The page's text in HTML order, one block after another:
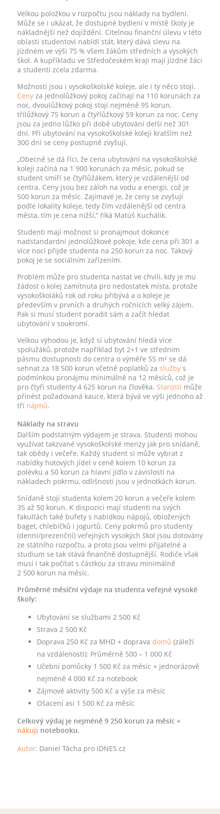
Velkou položkou v rozpočtu jsou náklady na bydlení.
Může se i ukázat, že dostupné bydlení v místě školy je
nákladnější než dojíždění. Citelnou finanční úlevu v této
oblasti studentovi nabídl stát, který dává slevu na
jízdném ve výši 75 % všem žákům středních a vysokých
škol. A kupříkladu ve Středočeském kraji mají jízdné žáci
a studenti zcela zdarma.
Možností jsou i vysokoškolské koleje, ale i ty něco stojí.
Ceny za jednolůžkový pokoj začínají na 110 korunách za
noc, dvoulůžkový pokoj stojí nejméně 95 korun,
třílůžkový 75 korun a čtyřlůžkový 59 korun za noc. Ceny
jsou za jedno lůžko při době ubytování delší než 301
dní. Při ubytování na vysokoškolské koleji kratším než
300 dní se ceny postupně zvyšují.
„Obecně se dá říci, že cena ubytování na vysokoškolské
koleji začíná na 1 900 korunách za měsíc, pokud se
student smíří se čtyřlůžákem, který je vzdálenější od
centra. Ceny jsou bez záloh na vodu a energii, což je
500 korun za měsíc. Zajímavé je, že ceny se zvyšují
podle lokality koleje, tedy čím vzdálenější od centra
města, tím je cena nižší,“ říká Matúš Kuchálik.
Studenti mají možnost si pronajmout dokonce
nadstandardní jednolůžkové pokoje, kde cena při 301 a
více nocí přijde studenta na 250 korun za noc. Takový
pokoj je se sociálním zařízením.
Problém může pro studenta nastat ve chvíli, kdy je mu
žádost o kolej zamítnuta pro nedostatek místa, protože
vysokoškoláků rok od roku přibývá a o koleje je
především v prvních a druhých ročnících velký zájem.
Pak si musí student poradit sám a začít hledat
ubytování v soukromí.
Velkou výhodou je, když si ubytování hledá více
spolužáků, protože například byt 2+1 ve středním
pásmu dostupnosti do centra o výměře 55 m² se dá
sehnat za 18 500 korun včetně poplatků za služby s
podmínkou pronájmu minimálně na 12 měsíců, což je
pro čtyři studenty 4 625 korun na člověka. Starosti může
přinést požadovaná kauce, která bývá ve výši jednoho až
tří nájmů.
Náklady na stravu
Dalším podstatným výdajem je strava. Studenti mohou
využívat takzvané vysokoškolské menzy jak pro snídaně,
tak obědy i večeře. Každý student si může vybrat z
nabídky hotových jídel v ceně kolem 10 korun za
polévku a 50 korun za hlavní jídlo v závislosti na
nákladech pokrmu, odlišnosti jsou v jednotkách korun.
Snídaně stojí studenta kolem 20 korun a večeře kolem
35 až 50 korun. K dispozici mají studenti na svých
fakultách také bufety s nabídkou nápojů, obložených
baget, chlebíčků i jogurtů. Ceny pokrmů pro studenty
(denní/prezenční) veřejných vysokých škol jsou dotovány
ze státního rozpočtu, a proto jsou velmi přijatelné a
studium se tak stává finančně dostupnější. Rodiče však
musí i tak počítat s částkou za stravu minimálně
2 500 korun na měsíc.
Průměrné měsíční výdaje na studenta veřejné vysoké
školy:
Ubytování se službami 2 500 Kč
Strava 2 500 Kč
Doprava 250 Kč za MHD + doprava domů (záleží
na vzdálenosti): Průměrně 500 – 1 000 Kč
Učební pomůcky 1 500 Kč za měsíc + jednorázově
nejméně 4 000 Kč za notebook
Zájmové aktivity 500 Kč a výše za měsíc
Ošacení asi 1 500 Kč za měsíc
Celkový výdaj je nejméně 9 250 korun za měsíc +
nákup notebooku.
Autor: Daniel Tácha pro iDNES.cz